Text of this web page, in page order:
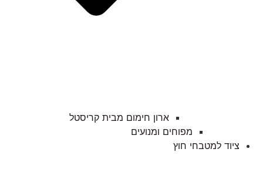
ארון חימום מבית קריסטל
מפוחים ומנועים
ציוד למטבחי חוץ